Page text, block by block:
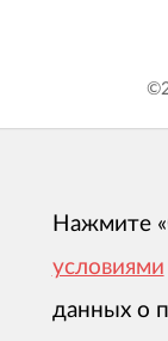
Нажмите
условиями
данных о